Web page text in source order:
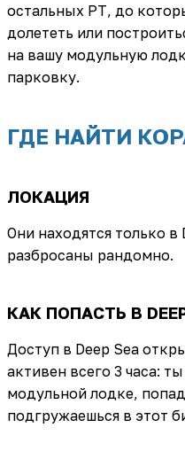
остальных РТ, до
долететь или
на вашу модульную
парковку.
ГДЕ НАЙТИ
ЛОКАЦИЯ
Они находятся только в
разбросаны рандомно.
КАК ПОПАСТЬ В
Доступ в Deep Sea
активен всего 3 часа:
модульной лодке,
подгружаешься в этот